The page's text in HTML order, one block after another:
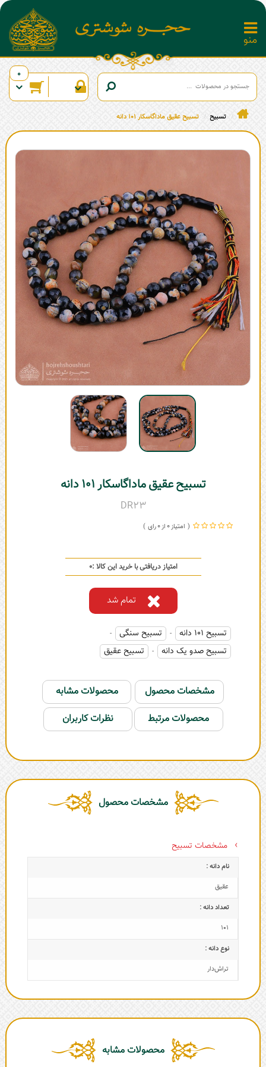
0
تسبیح تسبیح عقیق ماداگاسکار 101 دانه
تسبیح عقیق ماداگاسکار 101 دانه
DR23
0
0
امتیاز دریافتی با خرید این کالا :0
تمام شد
تسبیح 101 دانه - تسبیح سنگی -
تسبیح صدو یک دانه - تسبیح عقیق
مشخصات محصول
محصولات مشابه
محصولات مرتبط
نظرات کاربران
مشخصات محصول
مشخصات تسبیح
نام دانه :
عقیق
تعداد دانه :
101
نوع دانه :
تراش‌دار
محصولات مشابه